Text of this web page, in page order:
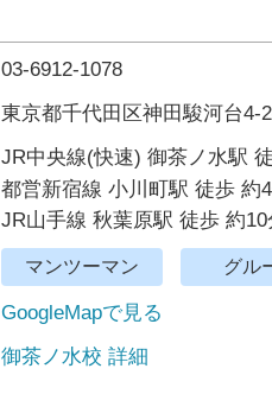
03-6912-1078
東京都千代田区神田駿河台4-
JR中央線(快速) 御茶ノ水駅
都営新宿線 小川町駅 徒歩 約
JR山手線 秋葉原駅 徒歩 約10
マンツーマン グル
GoogleMapで見る
御茶ノ水校 詳細